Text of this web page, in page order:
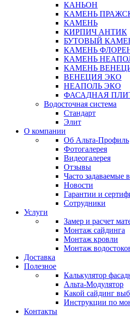
КАНЬОН
КАМЕНЬ
КАМЕНЬ
КИРПИЧ АНТИК
БУТОВЫЙ
КАМЕНЬ
КАМЕНЬ
КАМЕНЬ
ВЕНЕЦИЯ ЭКО
НЕАПОЛЬ ЭКО
ФАСАДНАЯ
Водосточная система
Стандарт
Элит
О компании
Об Альта-Профиль
Фотогалерея
Видеогалерея
Отзывы
Часто задаваемые
Новости
Гарантии и
Сотрудники
Услуги
Замер и расчет
Монтаж сайдинга
Монтаж кровли
Монтаж
Доставка
Полезное
Калькулятор
Альта-Модулятор
Какой сайдинг
Инструкции по
Контакты